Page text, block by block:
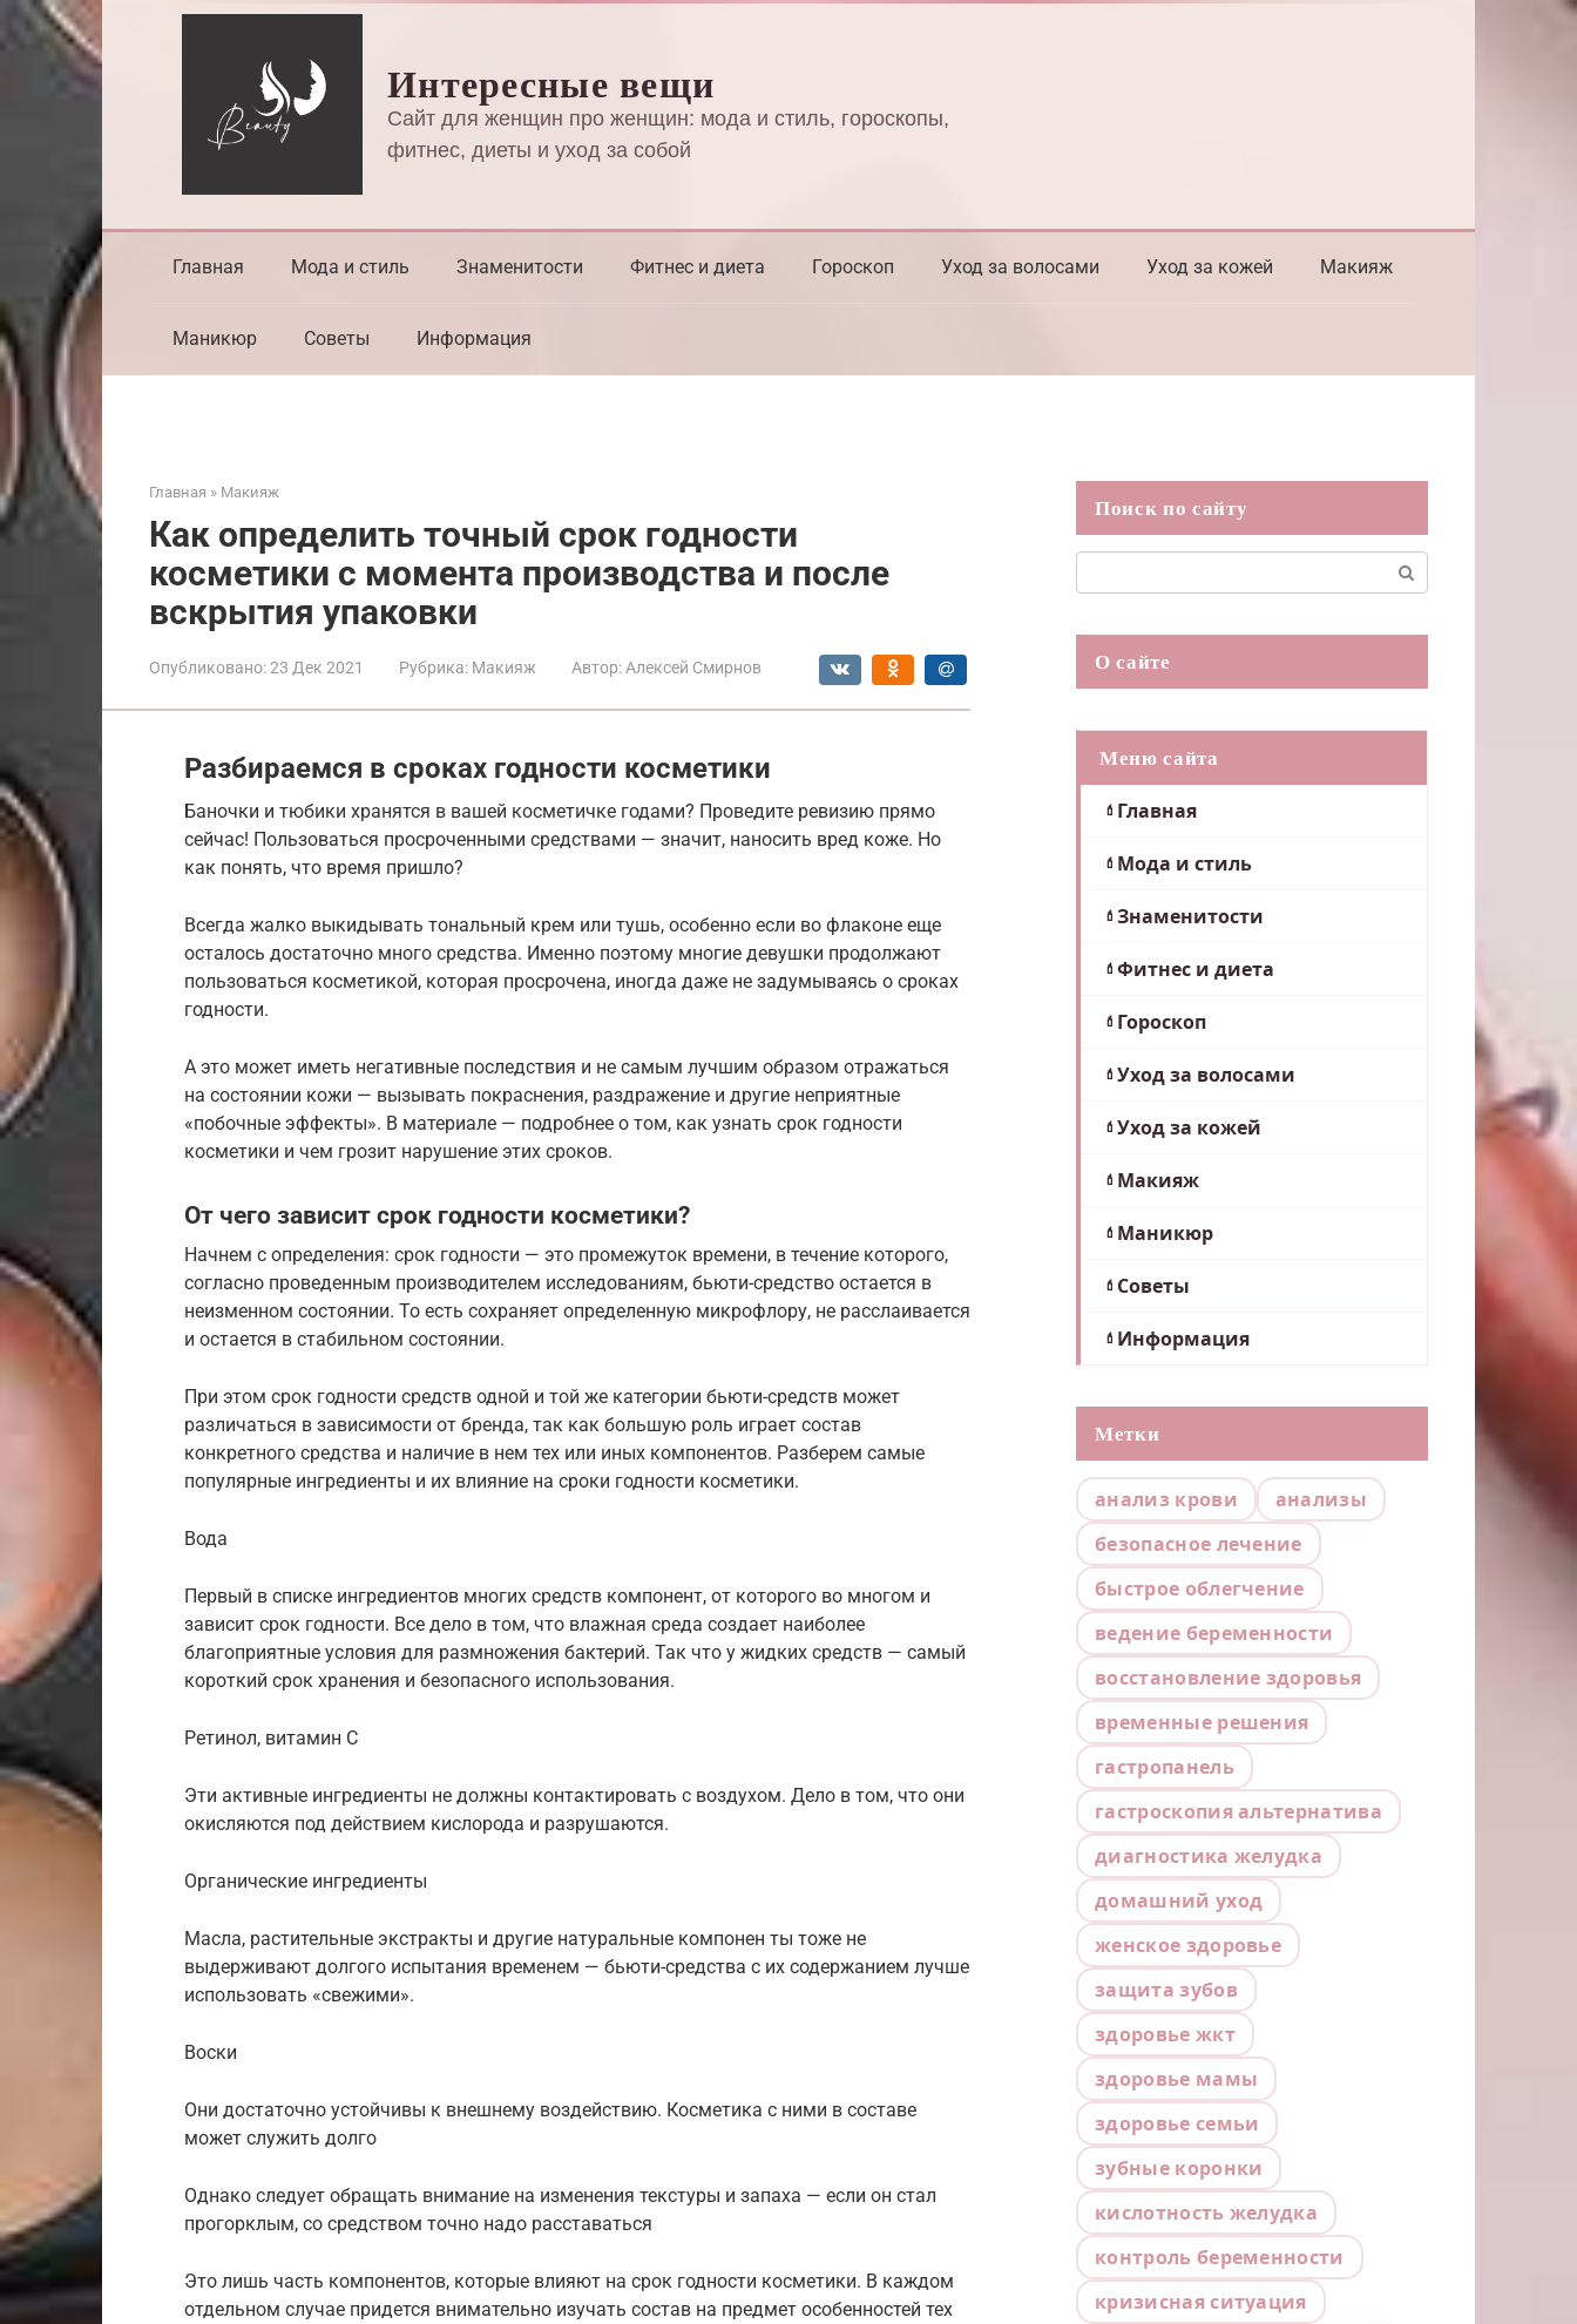
Перейти
к
контенту
Интересные вещи
Сайт для женщин про женщин: мода и стиль, гороскопы,
фитнес, диеты и уход за собой
Главная Мода и стиль Знаменитости Фитнес и диета Гороскоп Уход за волосами Уход за кожей Макияж
Маникюр Советы Информация
Главная » Макияж
Как определить точный срок годности
косметики с момента производства и после
вскрытия упаковки
Опубликовано:23 Дек 2021 Рубрика: Макияж Автор: Алексей Смирнов
Разбираемся в сроках годности косметики
Баночки и тюбики хранятся в вашей косметичке годами? Проведите ревизию прямо
сейчас! Пользоваться просроченными средствами — значит, наносить вред коже. Но
как понять, что время пришло?
Всегда жалко выкидывать тональный крем или тушь, особенно если во флаконе еще
осталось достаточно много средства. Именно поэтому многие девушки продолжают
пользоваться косметикой, которая просрочена, иногда даже не задумываясь о сроках
годности.
А это может иметь негативные последствия и не самым лучшим образом отражаться
на состоянии кожи — вызывать покраснения, раздражение и другие неприятные
«побочные эффекты». В материале — подробнее о том, как узнать срок годности
косметики и чем грозит нарушение этих сроков.
От чего зависит срок годности косметики?
Начнем с определения: срок годности — это промежуток времени, в течение которого,
согласно проведенным производителем исследованиям, бьюти-средство остается в
неизменном состоянии. То есть сохраняет определенную микрофлору, не расслаивается
и остается в стабильном состоянии.
При этом срок годности средств одной и той же категории бьюти-средств может
различаться в зависимости от бренда, так как большую роль играет состав
конкретного средства и наличие в нем тех или иных компонентов. Разберем самые
популярные ингредиенты и их влияние на сроки годности косметики.
Вода
Первый в списке ингредиентов многих средств компонент, от которого во многом и
зависит срок годности. Все дело в том, что влажная среда создает наиболее
благоприятные условия для размножения бактерий. Так что у жидких средств — самый
короткий срок хранения и безопасного использования.
Ретинол, витамин C
Эти активные ингредиенты не должны контактировать с воздухом. Дело в том, что они
окисляются под действием кислорода и разрушаются.
Органические ингредиенты
Масла, растительные экстракты и другие натуральные компонен ты тоже не
выдерживают долгого испытания временем — бьюти-средства с их содержанием лучше
использовать «свежими».
Воски
Они достаточно устойчивы к внешнему воздействию. Косметика с ними в составе
может служить долго
Однако следует обращать внимание на изменения текстуры и запаха — если он стал
прогорклым, со средством точно надо расставаться
Это лишь часть компонентов, которые влияют на срок годности косметики. В каждом
отдельном случае придется внимательно изучать состав на предмет особенностей тех
Поиск по сайту
О сайте
Меню сайта
Главная
Мода и стиль
Знаменитости
Фитнес и диета
Гороскоп
Уход за волосами
Уход за кожей
Макияж
Маникюр
Советы
Информация
Метки
анализ крови
анализы
безопасное лечение
быстрое облегчение
ведение беременности
восстановление здоровья
временные решения
гастропанель
гастроскопия альтернатива
диагностика желудка
домашний уход
женское здоровье
защита зубов
здоровье жкт
здоровье мамы
здоровье семьи
зубные коронки
кислотность желудка
контроль беременности
кризисная ситуация